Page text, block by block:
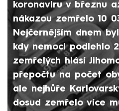
koronaviru v březnu
nákazou zemřelo 10
Nejčernějším dnem
kdy nemoci podlehlo
zemřelých hlásí
přepočtu na počet
ale nejhůře
dosud zemřelo více